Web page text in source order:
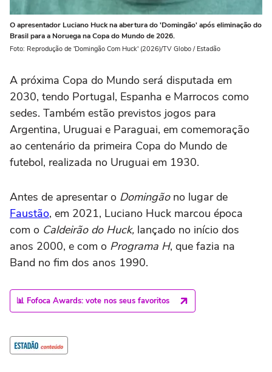
O apresentador Luciano Huck na abertura do 'Domingão' após eliminação do
Brasil para a Noruega na Copa do Mundo de 2026.
Foto: Reprodução de 'Domingão Com Huck' (2026)/TV Globo / Estadão
A próxima Copa do Mundo será disputada em
2030, tendo Portugal, Espanha e Marrocos como
sedes. Também estão previstos jogos para
Argentina, Uruguai e Paraguai, em comemoração
ao centenário da primeira Copa do Mundo de
futebol, realizada no Uruguai em 1930.
Antes de apresentar o Domingão no lugar de
Faustão, em 2021, Luciano Huck marcou época
com o Caldeirão do Huck, lançado no início dos
anos 2000, e com o Programa H, que fazia na
Band no fim dos anos 1990.
📊 Fofoca Awards: vote nos seus favoritos